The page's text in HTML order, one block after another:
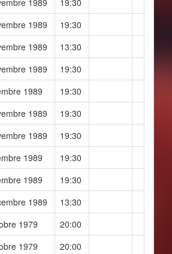
1989
19:30
1989
19:30
1989
13:30
1989
19:30
1989
19:30
1989
19:30
1989
19:30
1989
19:30
1989
19:30
1989
13:30
1979
20:00
1979
20:00